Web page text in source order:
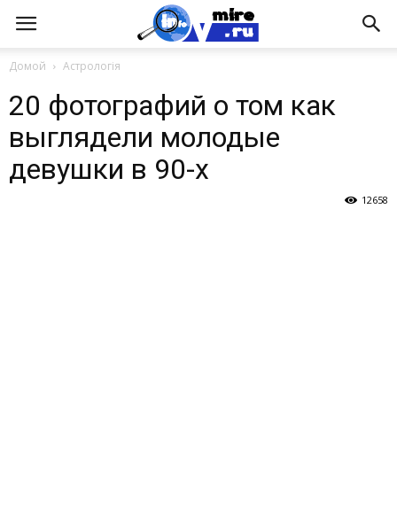
Домой Астрологія
20 фотографий о том как
выглядели молодые
девушки в 90-х
12658